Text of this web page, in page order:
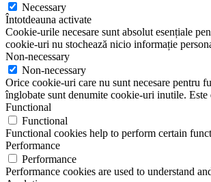
Necessary
Întotdeauna activate
Cookie-urile necesare sunt absolut esențiale
cookie-uri nu stochează nicio informație
Non-necessary
Non-necessary
Orice cookie-uri care nu sunt necesare pentru
înglobate sunt denumite cookie-uri inutile.
Functional
Functional
Functional cookies help to perform certain
Performance
Performance
Performance cookies are used to understand